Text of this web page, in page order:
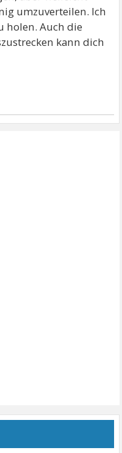
umzuverteilen. Ich
holen. Auch die
kann dich